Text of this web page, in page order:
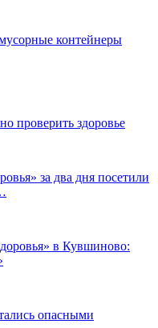
контейнеры
проверить здоровье
за два дня посетили
в Кувшиново:
опасными